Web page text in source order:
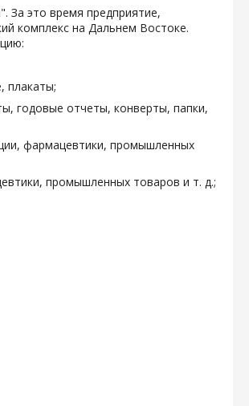
За это время предприятие,
комплекс на Дальнем Востоке.
плакаты;
годовые отчеты, конверты, папки,
фармацевтики, промышленных
промышленных товаров и т. д.;